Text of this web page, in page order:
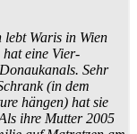
Waris in Wien
eine Vier-
Sehr
(in dem
hängen) hat sie
ihre Mutter 2005